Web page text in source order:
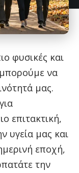
φυσικές και
να
μας.
επιτακτική,
υγεία μας και
εποχή,
την